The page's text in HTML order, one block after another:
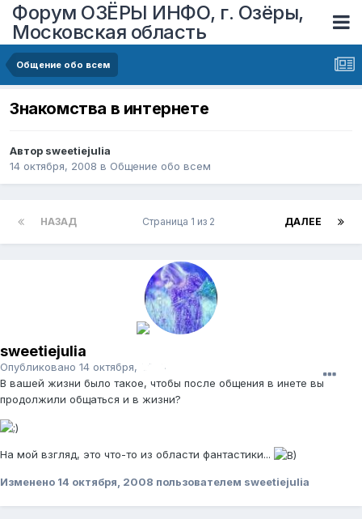
Форум ОЗЁРЫ ИНФО, г. Озёры,
Московская область
Общение обо всем
Знакомства в интернете
Автор sweetiejulia
14 октября, 2008 в Общение обо всем
НАЗАД ДАЛЕЕ
Страница 1 из 2
sweetiejulia
Опубликовано 14 октября, 2008
В вашей жизни было такое, чтобы после общения в инете вы
продолжили общаться и в жизни?
На мой взгляд, это что-то из области фантастики...
Изменено 14 октября, 2008 пользователем sweetiejulia